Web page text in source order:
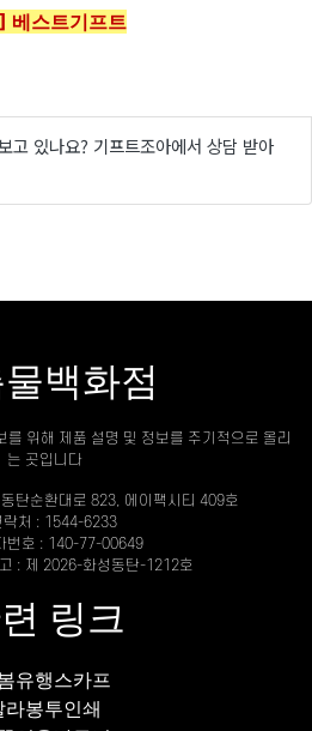
베스트기프트
고 있나요? 기프트조아에서 상담 받아
백화점
를 위해 제품 설명 및 정보를 주기적으로 올리
는 곳입니다
탄순환대로 823, 에이팩시티 409호
락처 : 1544-6233
번호 : 140-77-00649
: 제 2026-화성동탄-1212호
링크
유행스카프
라봉투인쇄